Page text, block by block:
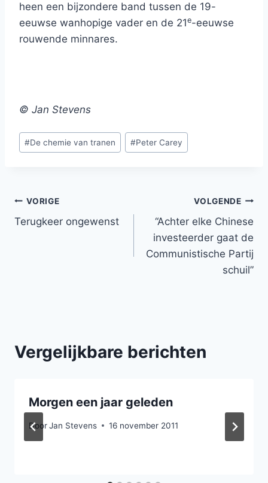
heen een bijzondere band tussen de 19-
eeuwse wanhopige vader en de 21e-eeuwse
rouwende minnares.
© Jan Stevens
Bericht
tags:
#De chemie van tranen #Peter Carey
Bericht
navigatie
VORIGE
Terugkeer ongewenst
VOLGENDE
“Achter elke Chinese
investeerder gaat de
Communistische Partij
schuil”
Vergelijkbare berichten
Morgen een jaar geleden
DoorJan Stevens 16 november 2011